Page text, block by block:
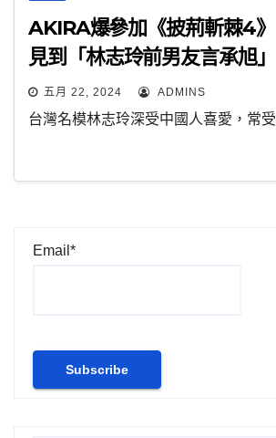
AKIRA爆參加《披荊斬棘4
見到「林志玲前男友言承旭」
五月 22, 2024 ADMINS
台灣名模林志玲深受中國人喜愛，常
Email*